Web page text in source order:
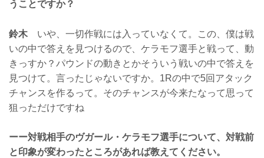
うことですか？
鈴木 いや、一切作戦には入っていなくて。この、僕は戦
いの中で答えを見つけるので、ケラモフ選手と戦って、動
きっすか？パウンドの動きとかそういう戦いの中で答えを
見つけて。言ったじゃないですか。1Rの中で5回アタック
チャンスを作るって。そのチャンスが今来たなって思って
狙っただけですね
ーー対戦相手のヴガール・ケラモフ選手について、対戦前
と印象が変わったところがあれば教えてください。